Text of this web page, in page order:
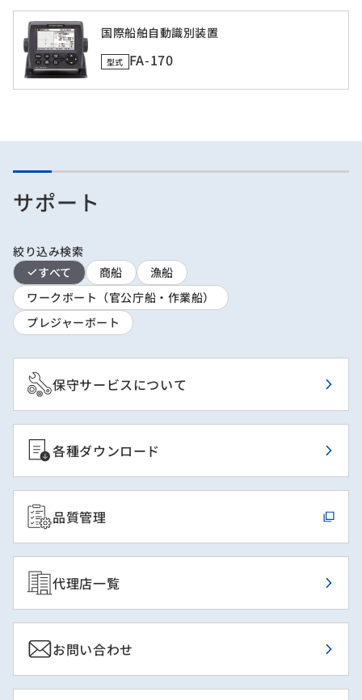
国際船舶自動識別装置
型式 FA-170
サポート
絞り込み検索
すべて
商船
漁船
ワークボート（官公庁船・作業船）
プレジャーボート
保守サービスについて
各種ダウンロード
品質管理
代理店一覧
お問い合わせ